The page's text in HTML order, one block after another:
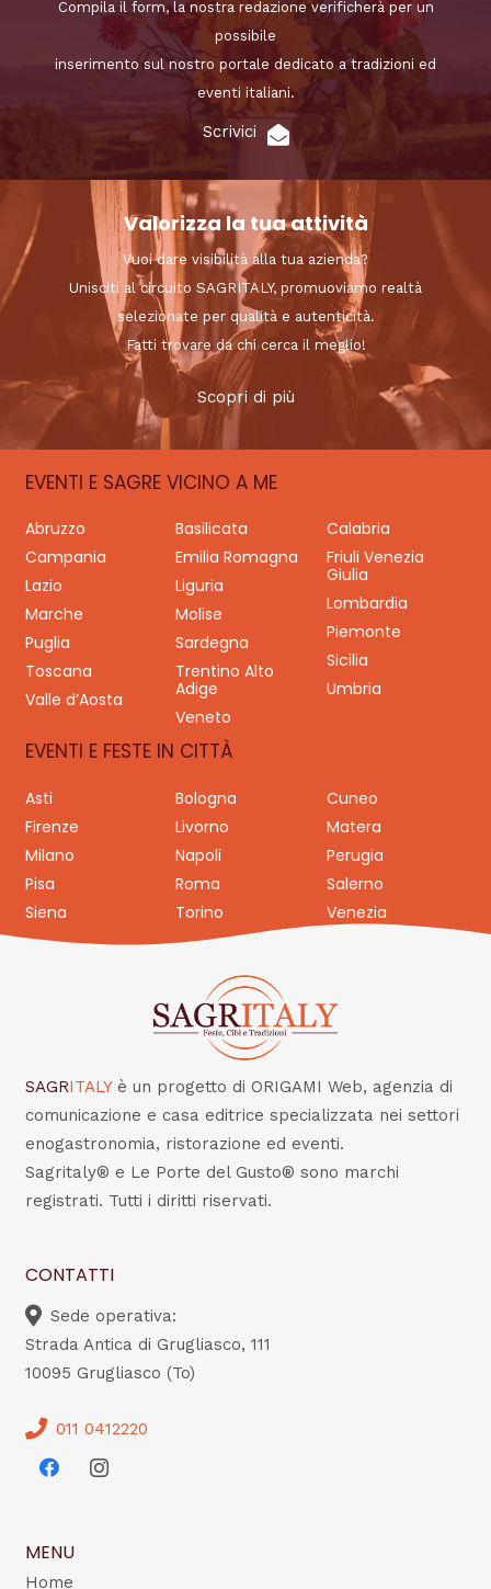
Compila il form, la nostra redazione verificherà per un
possibile
inserimento sul nostro portale dedicato a tradizioni ed
eventi italiani.
Scrivici
Valorizza la tua attività
Vuoi dare visibilità alla tua azienda?
Unisciti al circuito SAGRITALY, promuoviamo realtà
selezionate per qualità e autenticità.
Fatti trovare da chi cerca il meglio!
Scopri di più
EVENTI E SAGRE VICINO A ME
Abruzzo Basilicata
Calabria
Campania
Emilia Romagna
Friuli Venezia
Giulia
Lazio
Liguria
Lombardia
Marche
Molise
Piemonte
Puglia
Sardegna
Sicilia
Toscana
Trentino Alto
Adige
Umbria
Valle d’Aosta
Veneto
EVENTI E FESTE IN CITTÀ
Asti Bologna
Cuneo
Firenze
Livorno
Matera
Milano
Napoli
Perugia
Pisa
Roma
Salerno
Siena
Torino Venezia
SAGRITALY è un progetto di ORIGAMI Web, agenzia di
comunicazione e casa editrice specializzata nei settori
enogastronomia, ristorazione ed eventi.
Sagritaly® e Le Porte del Gusto® sono marchi
registrati. Tutti i diritti riservati.
CONTATTI
Sede operativa:
Strada Antica di Grugliasco, 111
10095 Grugliasco (To)
011 0412220
MENU
Home